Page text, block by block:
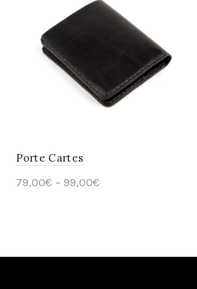
Porte Cartes
79,00€ – 99,00€